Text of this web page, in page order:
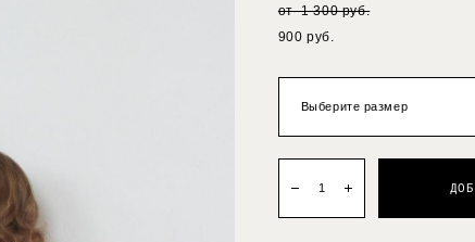
от 1 300 pуб.
900 pуб.
Выберите размер